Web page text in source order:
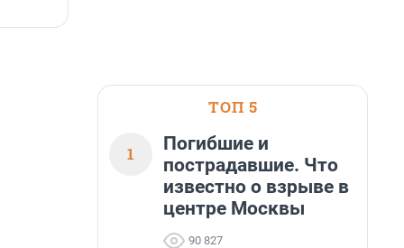
ТОП 5
1
Погибшие и
пострадавшие. Что
известно о взрыве в
центре Москвы
90 827